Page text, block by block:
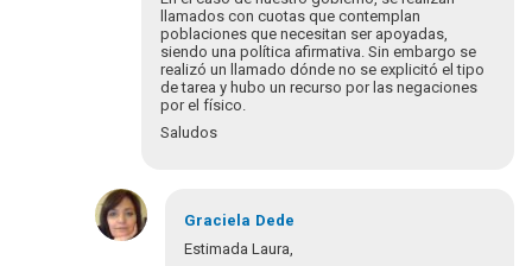
llamados con cuotas que contemplan
poblaciones que necesitan ser apoyadas,
siendo una política afirmativa. Sin embargo se
realizó un llamado dónde no se explicitó el tipo
de tarea y hubo un recurso por las negaciones
por el físico.
Saludos
respuesta
Graciela Dede
Estimada Laura,